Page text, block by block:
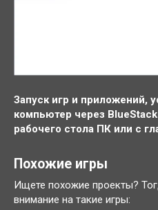
Запуск игр и приложений,
компьютер через
рабочего стола ПК или с
Похожие игры
Ищете похожие проекты?
внимание на такие игры: